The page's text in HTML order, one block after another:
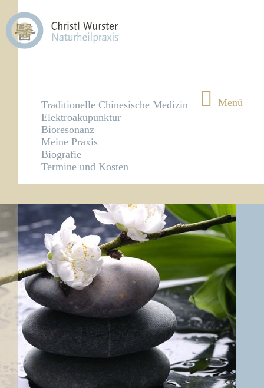
Traditionelle Chinesische Medizin
Elektroakupunktur
Bioresonanz
Meine Praxis
Biografie
Termine und Kosten
Menü